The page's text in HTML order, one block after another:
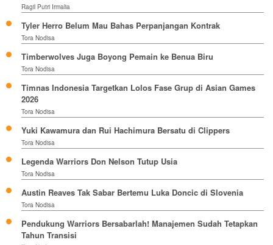
Ragil Putri Irmalia
Tyler Herro Belum Mau Bahas Perpanjangan Kontrak
Tora Nodisa
Timberwolves Juga Boyong Pemain ke Benua Biru
Tora Nodisa
Timnas Indonesia Targetkan Lolos Fase Grup di Asian Games
2026
Tora Nodisa
Yuki Kawamura dan Rui Hachimura Bersatu di Clippers
Tora Nodisa
Legenda Warriors Don Nelson Tutup Usia
Tora Nodisa
Austin Reaves Tak Sabar Bertemu Luka Doncic di Slovenia
Tora Nodisa
Pendukung Warriors Bersabarlah! Manajemen Sudah Tetapkan
Tahun Transisi